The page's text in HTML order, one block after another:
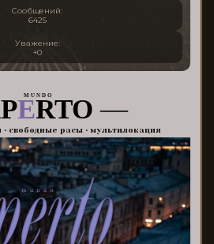
Сообщений:
6425
Уважение:
+0
M U N D O
ERTO —
свободные расы • мультилокация